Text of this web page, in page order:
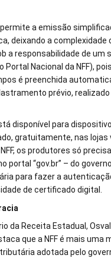
a emissão
deixando a complexidade
a responsabilidade de um
Portal Nacional da NFF),
é preenchida
prévio, realizado
disponível para
gratuitamente, nas lojas
os produtores só
portal “gov.br” – do
para fazer a
de certificado digital.
da Receita Estadual,
que a NFF é mais uma
adotada pelo